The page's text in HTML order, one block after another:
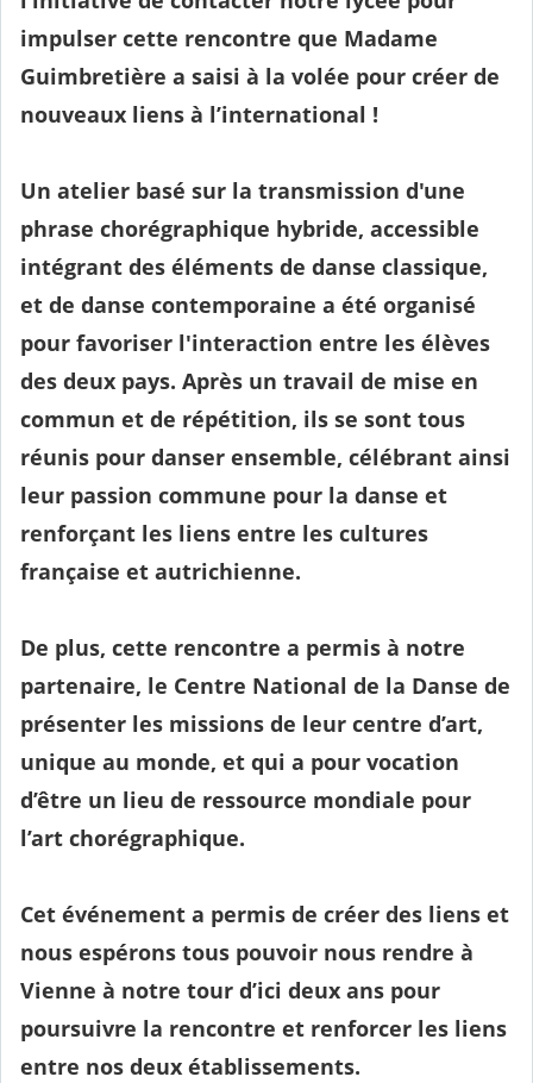
impulser cette rencontre que Madame
Guimbretière a saisi à la volée pour créer de
nouveaux liens à l’international !
Un atelier basé sur la transmission d'une
phrase chorégraphique hybride, accessible
intégrant des éléments de danse classique,
et de danse contemporaine a été organisé
pour favoriser l'interaction entre les élèves
des deux pays. Après un travail de mise en
commun et de répétition, ils se sont tous
réunis pour danser ensemble, célébrant ainsi
leur passion commune pour la danse et
renforçant les liens entre les cultures
française et autrichienne.
De plus, cette rencontre a permis à notre
partenaire, le Centre National de la Danse de
présenter les missions de leur centre d’art,
unique au monde, et qui a pour vocation
d’être un lieu de ressource mondiale pour
l’art chorégraphique.
Cet événement a permis de créer des liens et
nous espérons tous pouvoir nous rendre à
Vienne à notre tour d’ici deux ans pour
poursuivre la rencontre et renforcer les liens
entre nos deux établissements.